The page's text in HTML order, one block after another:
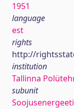
1951
language
est
rights
http://
institution
Tallinna
subunit